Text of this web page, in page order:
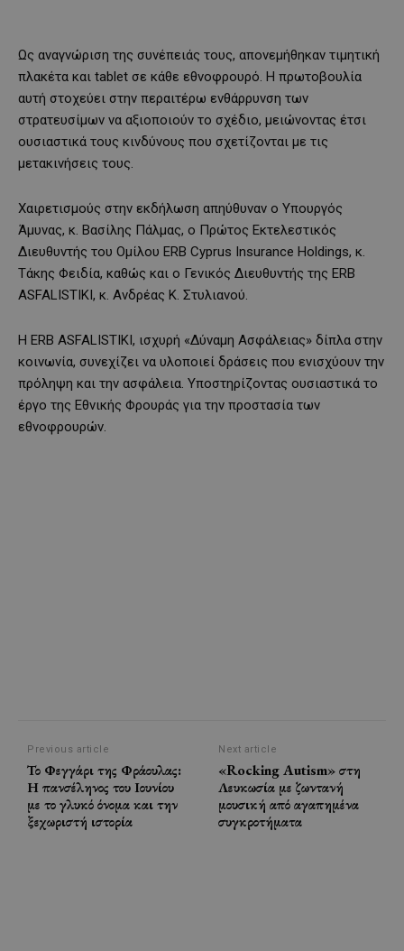
Ως αναγνώριση της συνέπειάς τους, απονεμήθηκαν τιμητική
πλακέτα και tablet σε κάθε εθνοφρουρό. Η πρωτοβουλία
αυτή στοχεύει στην περαιτέρω ενθάρρυνση των
στρατευσίμων να αξιοποιούν το σχέδιο, μειώνοντας έτσι
ουσιαστικά τους κινδύνους που σχετίζονται με τις
μετακινήσεις τους.
Χαιρετισμούς στην εκδήλωση απηύθυναν ο Υπουργός
Άμυνας, κ. Βασίλης Πάλμας, ο Πρώτος Εκτελεστικός
Διευθυντής του Ομίλου ERB Cyprus Insurance Holdings, κ.
Τάκης Φειδία, καθώς και ο Γενικός Διευθυντής της ERB
ASFALISTIKI, κ. Ανδρέας Κ. Στυλιανού.
Η ERB ASFALISTIKI, ισχυρή «Δύναμη Ασφάλειας» δίπλα στην
κοινωνία, συνεχίζει να υλοποιεί δράσεις που ενισχύουν την
πρόληψη και την ασφάλεια. Υποστηρίζοντας ουσιαστικά το
έργο της Εθνικής Φρουράς για την προστασία των
εθνοφρουρών.
Previous article
Το Φεγγάρι της Φράουλας:
Η πανσέληνος του Ιουνίου
με το γλυκό όνομα και την
ξεχωριστή ιστορία
Next article
«Rocking Autism» στη
Λευκωσία με ζωντανή
μουσική από αγαπημένα
συγκροτήματα